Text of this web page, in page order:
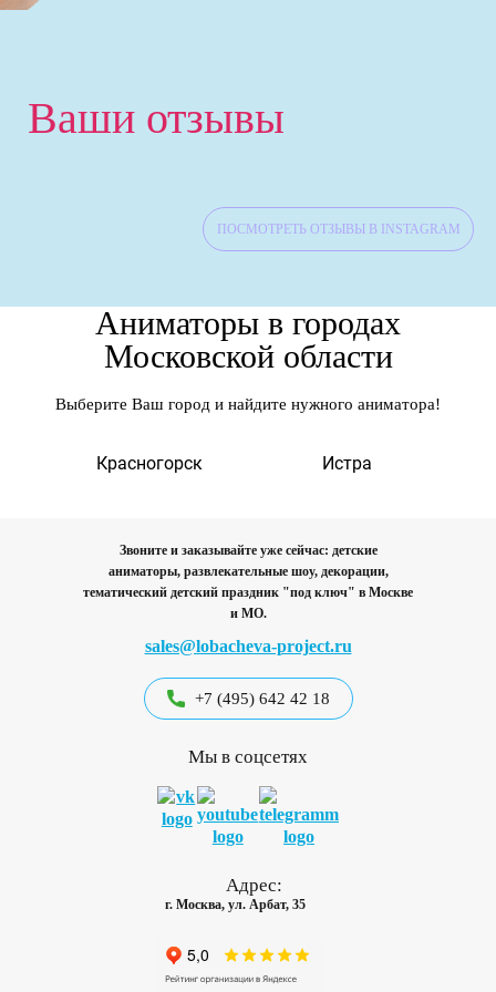
Ваши отзывы
ПОСМОТРЕТЬ ОТЗЫВЫ В INSTAGRAM
Аниматоры в городах
Московской области
Выберите Ваш город и найдите нужного аниматора!
Красногорск Истра
Звоните и заказывайте уже сейчас: детские
аниматоры, развлекательные шоу, декорации,
тематический детский праздник "под ключ" в Москве
и МО.
sales@lobacheva-project.ru
+7 (495) 642 42 18
Мы в соцсетях
Адрес:
г. Москва, ул. Арбат, 35